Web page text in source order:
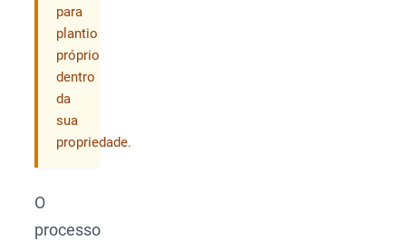
para
plantio
próprio
dentro
da
sua
propriedade.
O
processo